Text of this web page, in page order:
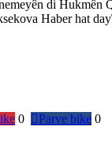
di Hukmên
Haber hat
0 Parve bike 0